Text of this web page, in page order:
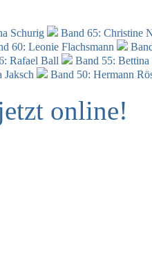
Schurig
Band 65: Christine
60: Leonie Flachsmann
Rafael Ball
Band 55:
Jaksch Band 50: Hermann
online!